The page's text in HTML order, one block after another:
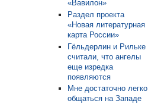
«Вавилон»
Раздел проекта
«Новая литературная
карта России»
Гёльдерлин и Рильке
считали, что ангелы
еще изредка
появляются
Мне достаточно легко
общаться на Западе